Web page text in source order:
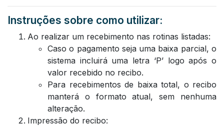
Instruções sobre como utilizar:
Ao realizar um recebimento nas rotinas listadas:
Caso o pagamento seja uma baixa parcial, o
sistema incluirá uma letra ‘P’ logo após o
valor recebido no recibo.
Para recebimentos de baixa total, o recibo
manterá o formato atual, sem nenhuma
alteração.
Impressão do recibo: